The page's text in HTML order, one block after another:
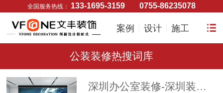
全国服务热线： 133-1695-3159 0755-86235078
案例 设计 施工
公装装修热搜词库
深圳办公室装修-深圳装修-深圳装修设计-深圳装修施工-深圳装修公司